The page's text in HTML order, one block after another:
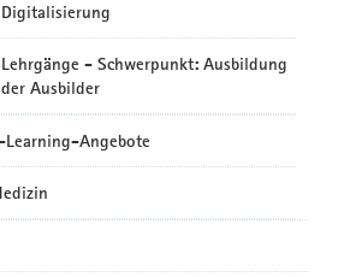
Digitalisierung
Lehrgänge - Schwerpunkt: Ausbildung
der Ausbilder
Learning-Angebote